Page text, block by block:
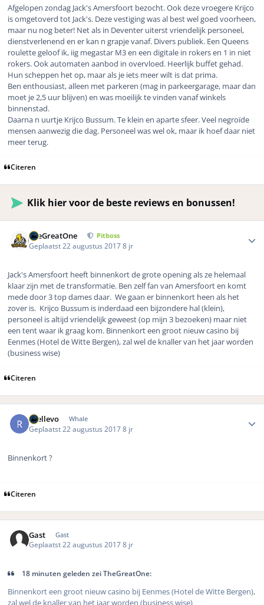
Afgelopen zondag Jack's Amersfoort bezocht. Ook deze vroegere Krijco
is omgetoverd tot Jack's. Deze vestiging was al best wel goed voorheen,
maar nu nog beter! Net als in Deventer uiterst vriendelijk personeel,
dienstverlenend en er kan n grapje vanaf. Divers publiek. Een Queens
roulette geloof ik, iig megastar M3 en een digitale in rokers en 1 in niet
rokers. Ook automaten aanbod in overvloed. Heerlijk buffet gehad.
Hun scheppen het op, maar als je iets meer wilt is dat prima.
Ben enthousiast, alleen met parkeren (mag in parkeergarage, maar dan
moet je 2,5 uur blijven) en was moeilijk te vinden vanaf winkels
binnenstad.
Daarna n uurtje Krijco Bussum. Te klein en aparte sfeer. Veel negroïde
mensen aanwezig die dag. Personeel was wel ok, maar ik hoef daar niet
meer terug.
Citeren
Klik hier voor de beste reviews en bonussen!
TheGreatOne Pitboss
Geplaatst 22 augustus 20178 jr
Jack's Amersfoort heeft binnenkort de grote opening als ze helemaal
klaar zijn met de transformatie. Ben zelf fan van Amersfoort en komt
mede door 3 top dames daar. We gaan er binnenkort heen als het
zover is. Krijco Bussum is inderdaad een bijzondere hal (klein),
personeel is altijd vriendelijk geweest (op mijn 3 bezoeken) maar niet
een tent waar ik graag kom. Binnenkort een groot nieuw casino bij
Eenmes (Hotel de Witte Bergen), zal wel de knaller van het jaar worden
(business wise)
Citeren
rhellevo Whale
Geplaatst 22 augustus 20178 jr
Binnenkort ?
Citeren
Gast Gast
Geplaatst22 augustus 20178 jr
18 minuten geleden zei TheGreatOne:
Binnenkort een groot nieuw casino bij Eenmes (Hotel de Witte Bergen),
zal wel de knaller van het jaar worden (business wise)